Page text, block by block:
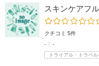
スキンケアフ
クチコミ 5件
-
-
トライアル・トラベル